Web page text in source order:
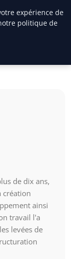
de dix ans,
création
ainsi
travail l'a
levées de
expérience de
politique de